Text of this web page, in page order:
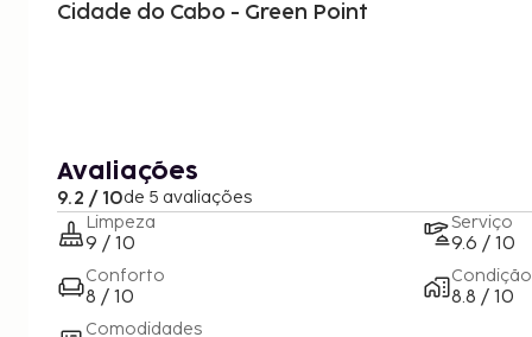
Cidade do Cabo - Green Point
Avaliações
9.2 / 10de 5 avaliações
Limpeza
9 / 10
Conforto
8 / 10
Comodidades
Serviço
9.6 / 10
Condição
8.8 / 10